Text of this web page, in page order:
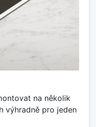
na několik
výhradně pro jeden